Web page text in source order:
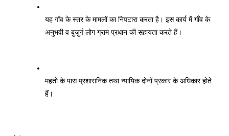
यह गाँव के स्तर के मामलों का निपटारा करता है। इस कार्य में गाँव के
अनुभवी व बुजुर्ग लोग ग्राम प्रधान की सहायता करते हैं।
महतो के पास प्रशासनिक तथा न्यायिक दोनों प्रकार के अधिकार होते
हैं।